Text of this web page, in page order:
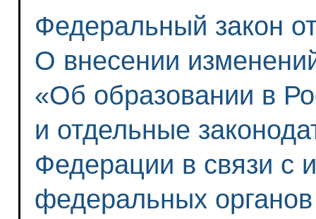
Федеральный закон
О внесении
«Об образовании в
и отдельные
Федерации в связи с
федеральных